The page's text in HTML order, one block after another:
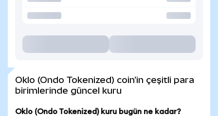
Oklo (Ondo Tokenized) coin'in çeşitli para
birimlerinde güncel kuru
Oklo (Ondo Tokenized) kuru bugün ne kadar?